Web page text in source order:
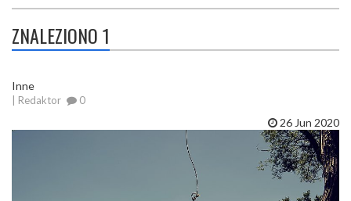
ZNALEZIONO 1
Inne
| Redaktor 0
26 Jun 2020